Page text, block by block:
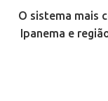
O sistema mais
Ipanema e